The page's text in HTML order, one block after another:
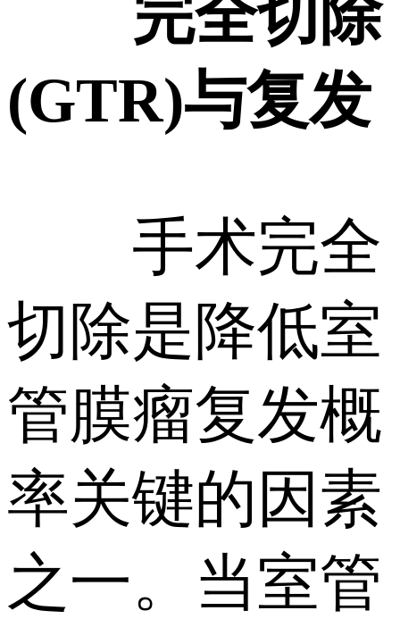
完全切除
(GTR)与复发
手术完全
切除是降低室
管膜瘤复发概
率关键的因素
之一。当室管